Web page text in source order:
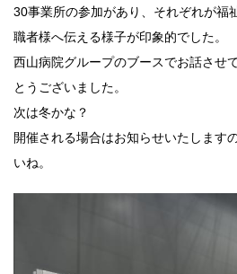
30事業所の参加があり、それぞれが福
職者様へ伝える様子が印象的でした。
西山病院グループのブースでお話させ
とうございました。
次は冬かな？
開催される場合はお知らせいたします
いね。